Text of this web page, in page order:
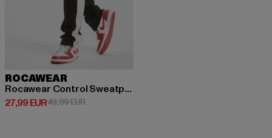
ROCAWEAR
Rocawear Control Sweatpant
27,99 EUR
Derzeitiger Preis: 27,99 EUR
49,99 EURAktionspreis: 49,99 EUR